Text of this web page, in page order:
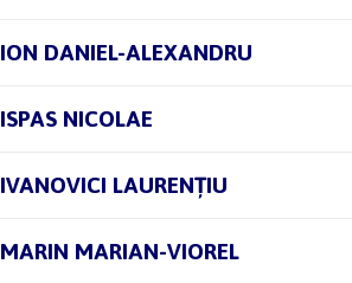
ION DANIEL-ALEXANDRU
ISPAS NICOLAE
IVANOVICI LAURENȚIU
MARIN MARIAN-VIOREL